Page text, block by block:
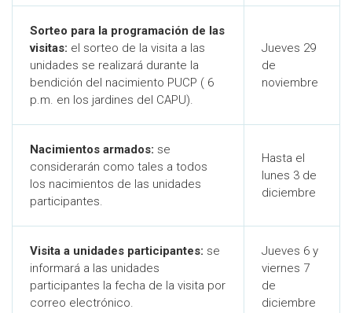
Sorteo para la programación de las
visitas: el sorteo de la visita a las
unidades se realizará durante la
bendición del nacimiento PUCP ( 6
p.m. en los jardines del CAPU).
Jueves 29
de
noviembre
Nacimientos armados: se
considerarán como tales a todos
los nacimientos de las unidades
participantes.
Hasta el
lunes 3 de
diciembre
Visita a unidades participantes: se
informará a las unidades
participantes la fecha de la visita por
correo electrónico.
Jueves 6 y
viernes 7
de
diciembre